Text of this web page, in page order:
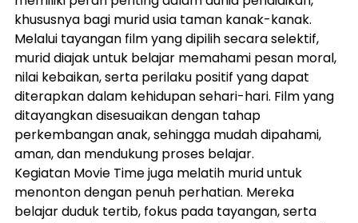
khususnya bagi murid usia taman kanak-kanak.
Melalui tayangan film yang dipilih secara selektif,
murid diajak untuk belajar memahami pesan moral,
nilai kebaikan, serta perilaku positif yang dapat
diterapkan dalam kehidupan sehari-hari. Film yang
ditayangkan disesuaikan dengan tahap
perkembangan anak, sehingga mudah dipahami,
aman, dan mendukung proses belajar.
Kegiatan Movie Time juga melatih murid untuk
menonton dengan penuh perhatian. Mereka
belajar duduk tertib, fokus pada tayangan, serta